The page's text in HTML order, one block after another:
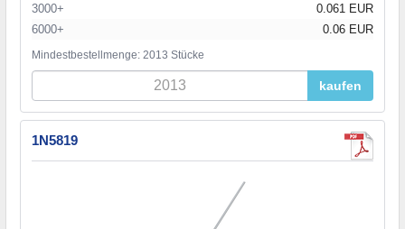
3000+
0.061 EUR
6000+
0.06 EUR
Mindestbestellmenge: 2013 Stücke
kaufen
1N5819